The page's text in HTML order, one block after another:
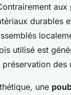
durables
utilisé est
des
une